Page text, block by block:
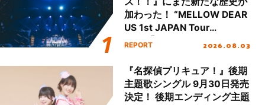
加わった！ “MELLOW DEAR
US 1st JAPAN Tour
Final「NICE to meet YOU
ート!!
REPORT 2026.08.03
『名探偵プリキュア！』後期
主題歌シングル 9月30日発売
決定！ 後期エンディング主題